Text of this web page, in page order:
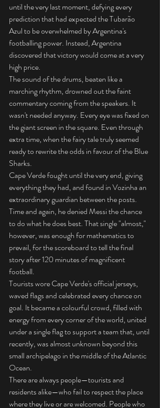
until the very last moment, defying every
prediction that had expected the Tubarão
Azul to be overwhelmed by Argentina's
footballing power. Instead, Argentina
discovered that victory would come at a very
high price.
The sound of the drums, beaten like a
marching rhythm, drowned out the faint
commentary coming from the speakers. It
wasn't needed anyway. Every eye was fixed on
the giant screen in the square. Even through
extra time, when the fairy tale truly seemed
ready to rewrite the odds in favour of the Blue
Sharks.
Cape Verde fought until the very end, giving
everything they had, and found in Vozinha an
extraordinary guardian between the posts.
Time and again, he denied Messi the chance
to do what he does best. That single "almost,"
however, was enough for mathematics to
prevail, for the scoreboard to tell the final
story after 120 minutes of magnificent
football.
Tourists wore Cape Verde's official jerseys,
waved flags and celebrated every chance on
goal. It became a colourful crowd, filled with
energy from every corner of the world, united
under a single flag to support a team that, until
recently, was almost unknown beyond this
small archipelago in the middle of the Atlantic
Ocean.
There are always people—tourists and
residents alike—who fail to respect the place
where they live or are welcomed. People who